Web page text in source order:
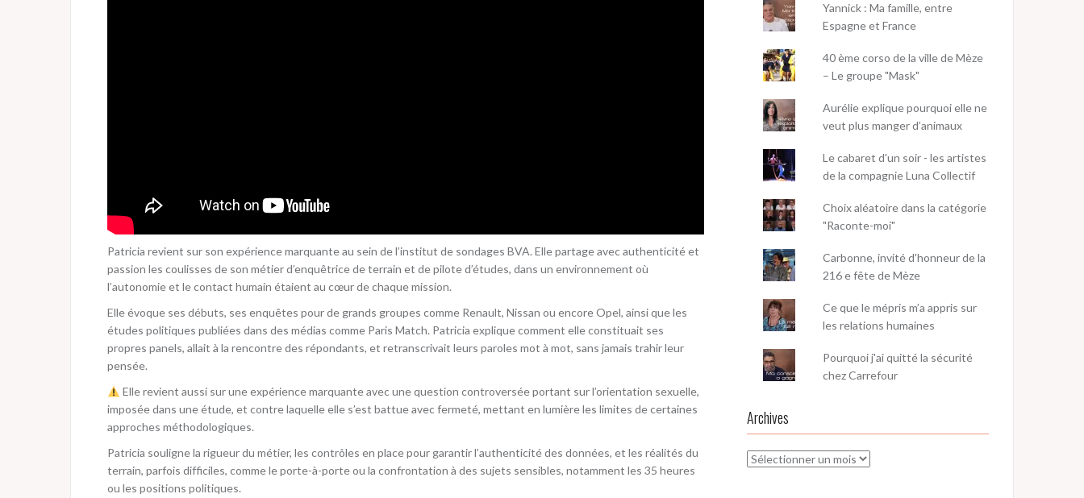
Patricia revient sur son expérience marquante au sein de l’institut de sondages BVA. Elle partage avec authenticité et
passion les coulisses de son métier d’enquêtrice de terrain et de pilote d’études, dans un environnement où
l’autonomie et le contact humain étaient au cœur de chaque mission.
Elle évoque ses débuts, ses enquêtes pour de grands groupes comme Renault, Nissan ou encore Opel, ainsi que les
études politiques publiées dans des médias comme Paris Match. Patricia explique comment elle constituait ses
propres panels, allait à la rencontre des répondants, et retranscrivait leurs paroles mot à mot, sans jamais trahir leur
pensée.
Elle revient aussi sur une expérience marquante avec une question controversée portant sur l’orientation sexuelle,
imposée dans une étude, et contre laquelle elle s’est battue avec fermeté, mettant en lumière les limites de certaines
approches méthodologiques.
Patricia souligne la rigueur du métier, les contrôles en place pour garantir l’authenticité des données, et les réalités du
terrain, parfois difficiles, comme le porte-à-porte ou la confrontation à des sujets sensibles, notamment les 35 heures
ou les positions politiques.
Yannick : Ma famille, entre
Espagne et France
40 ème corso de la ville de Mèze
– Le groupe "Mask"
Aurélie explique pourquoi elle ne
veut plus manger d’animaux
Le cabaret d'un soir - les artistes
de la compagnie Luna Collectif
Choix aléatoire dans la catégorie
"Raconte-moi"
Carbonne, invité d'honneur de la
216 e fête de Mèze
Ce que le mépris m’a appris sur
les relations humaines
Pourquoi j'ai quitté la sécurité
chez Carrefour
Archives
Archives